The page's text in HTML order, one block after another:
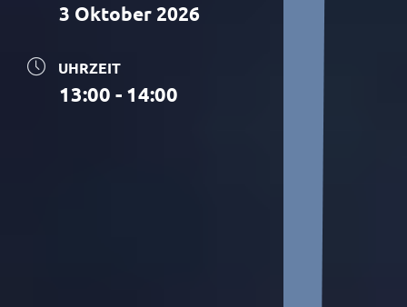
3 Oktober 2026
UHRZEIT
13:00 - 14:00